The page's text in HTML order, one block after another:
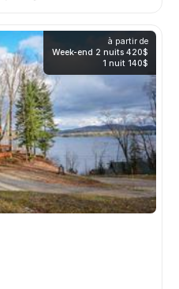
à partir de
Week-end 2 nuits420$
1 nuit140$